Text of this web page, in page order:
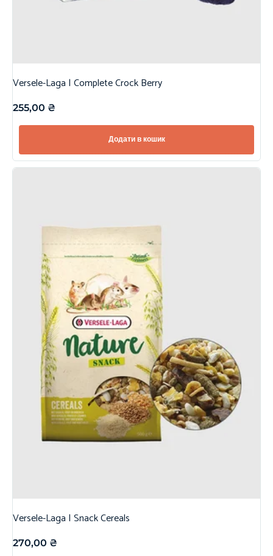
Versele-Laga | Complete Crock Berry
255,00 ₴
Додати в кошик
Versele-Laga | Snack Cereals
270,00 ₴